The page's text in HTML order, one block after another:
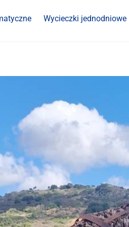
Wycieczki jednodniowe